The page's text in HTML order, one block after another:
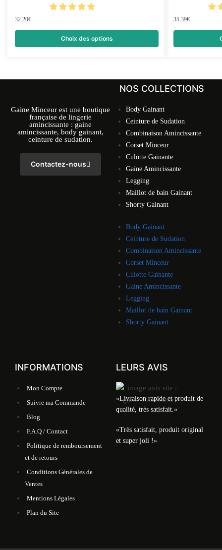
32.20€
Choix des options
35.39€
Gaine Minceur est une boutique
française de lingerie
amincissante : gaine
amincissante, body gainant,
ceinture de sudation.
Contactez-nous
NOS COLLECTIONS
Body Gainant
Ceinture de Sudation
Combinaison Amincissante
Corset Minceur
Culotte Gainante
Gaine Amincissante
Legging
Maillot de bain Gainant
Shorty Gainant
Body Gainant
Ceinture de Sudation
Combinaison Amincissante
Corset Minceur
Culotte Gainante
Gaine Amincissante
Legging
Maillot de bain Gainant
Shorty Gainant
INFORMATIONS
Mon Compte
Suivre ma Commande
Blog
F.A.Q / Contact
Politique de remboursement
et de retours
Conditions Générales de
Ventes
Mentions Légales
Plan du Site
LEURS AVIS
«Livraison rapide et produit de
qualité, très satisfait.»
«Très satisfait, produit original
et super joli !»